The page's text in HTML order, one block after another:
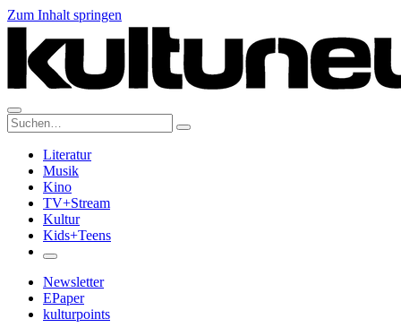
Zum Inhalt springen
Suche:
Literatur
Musik
Kino
TV+Stream
Kultur
Kids+Teens
Newsletter
EPaper
kulturpoints